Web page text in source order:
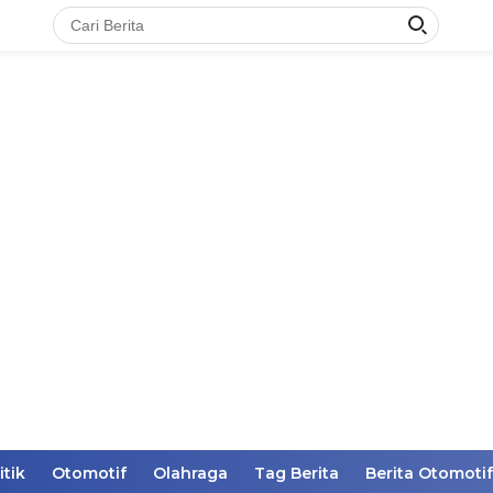
Otomotif Olahraga Tag Berita Berita Otomotif